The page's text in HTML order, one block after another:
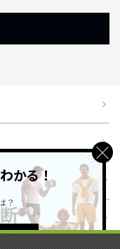
かる！
？